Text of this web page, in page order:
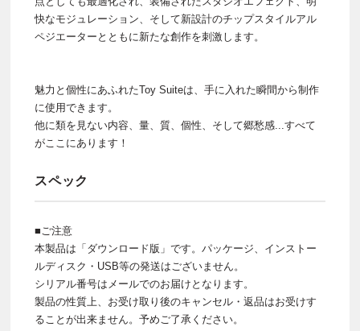
快なモジュレーション、そして新設計のチップスタイルアル
ペジエーターとともに新たな創作を刺激します。
魅力と個性にあふれたToy Suiteは、手に入れた瞬間から制作
に使用できます。
他に類を見ない内容、量、質、個性、そして郷愁感...すべて
がここにあります！
スペック
■ご注意
本製品は「ダウンロード版」です。パッケージ、インストー
ルディスク・USB等の発送はございません。
シリアル番号はメールでのお届けとなります。
製品の性質上、お受け取り後のキャンセル・返品はお受けす
ることが出来ません。予めご了承ください。